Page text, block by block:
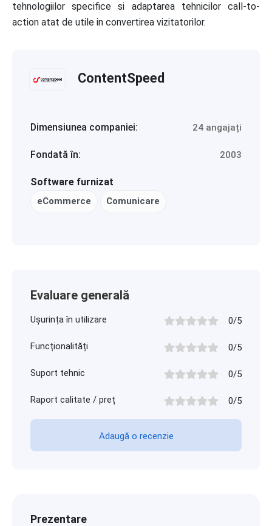
tehnologiilor specifice si adaptarea tehnicilor call-to-
action atat de utile in convertirea vizitatorilor.
ContentSpeed
Dimensiunea companiei: 24 angajați
Fondată în: 2003
Software furnizat
eCommerce Comunicare
Evaluare generală
Ușurința în utilizare 0/5
Funcționalități 0/5
Suport tehnic 0/5
Raport calitate / preț 0/5
Adaugă o recenzie
Prezentare